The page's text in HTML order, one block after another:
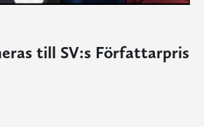
till SV:s Författarpris